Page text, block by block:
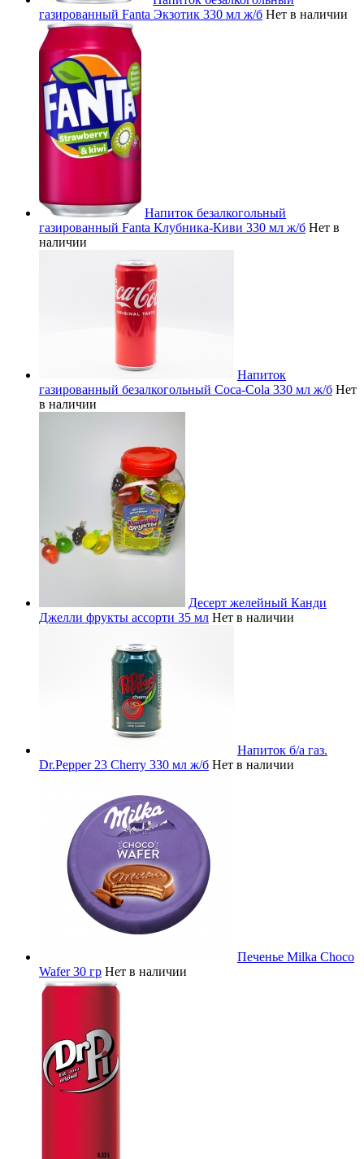
газированный Fanta Экзотик 330 мл ж/б Нет в наличии
Напиток безалкогольный
газированный Fanta Клубника-Киви 330 мл ж/б Нет в
наличии
Напиток
газированный безалкогольный Coca-Cola 330 мл ж/б Нет
в наличии
Десерт желейный Канди
Джелли фрукты ассорти 35 мл Нет в наличии
Напиток б/а газ.
Dr.Pepper 23 Cherry 330 мл ж/б Нет в наличии
Печенье Milka Choco
Wafer 30 гр Нет в наличии